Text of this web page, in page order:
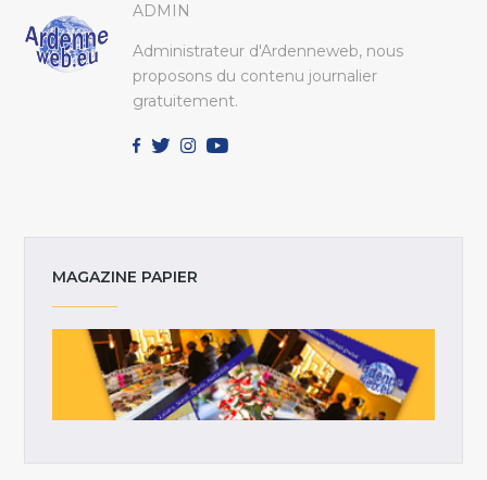
ADMIN
Administrateur d'Ardenneweb, nous
proposons du contenu journalier
gratuitement.
MAGAZINE PAPIER